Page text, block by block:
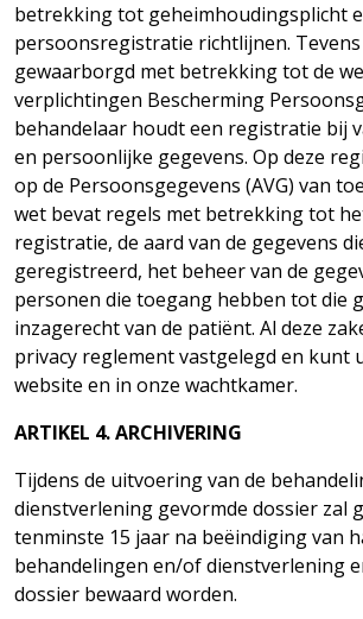
betrekking tot geheimhoudingsplicht
persoonsregistratie richtlijnen.
gewaarborgd met betrekking tot de
verplichtingen Bescherming
behandelaar houdt een registratie bij
en persoonlijke gegevens. Op deze
op de Persoonsgegevens (AVG) van
wet bevat regels met betrekking tot
registratie, de aard van de gegevens
geregistreerd, het beheer van de
personen die toegang hebben tot die
inzagerecht van de patiënt. Al deze
privacy reglement vastgelegd en kunt
website en in onze wachtkamer.
ARTIKEL 4.ARCHIVERING
Tijdens de uitvoering van de
dienstverlening gevormde dossier zal
tenminste 15 jaar na beëindiging van
behandelingen en/of dienstverlening
dossier bewaard worden.